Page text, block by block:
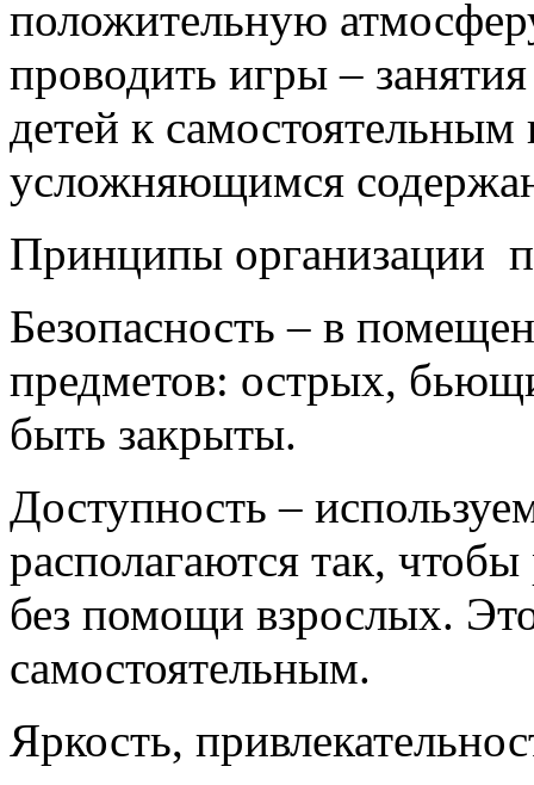
положительную
проводить игры –
детей к
усложняющимся
Принципы организации
Безопасность – в
предметов: острых,
быть закрыты.
Доступность –
располагаются так,
без помощи взрослых.
самостоятельным.
Яркость,